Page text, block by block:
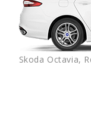
Skoda Octavia,